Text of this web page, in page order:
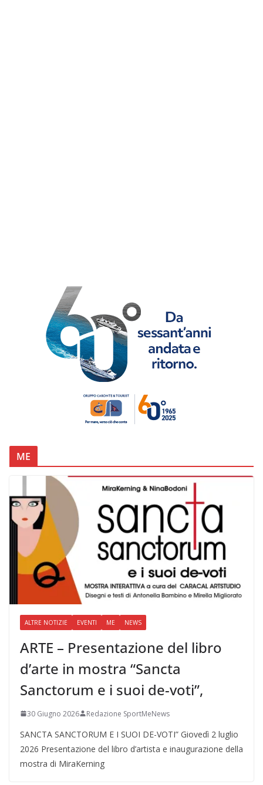
ME
ALTRE NOTIZIE EVENTI ME NEWS
ARTE – Presentazione del libro
d’arte in mostra “Sancta
Sanctorum e i suoi de-voti”,
30 Giugno 2026 Redazione SportMeNews
SANCTA SANCTORUM E I SUOI DE-VOTI” Giovedì 2 luglio
2026 Presentazione del libro d’artista e inaugurazione della
mostra di MiraKerning